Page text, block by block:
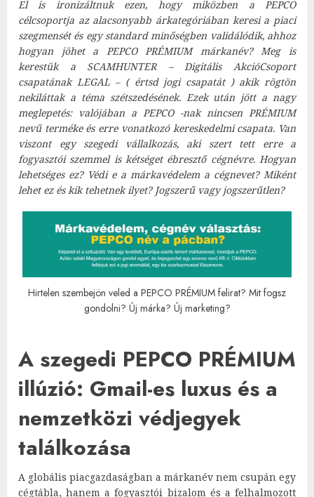
El is ironizáltnuk ezen, hogy miközben a PEPCO
célcsoportja az alacsonyabb árkategóriában keresi a piaci
szegmensét és egy standard minőségben validálódik, ahhoz
hogyan jöhet a PEPCO PRÉMIUM márkanév? Meg is
kerestük a SCAMHUNTER – Digitális AkcióCsoport
csapatának LEGAL – ( értsd jogi csapatát ) akik rögtön
nekiláttak a téma szétszedésének. Ezek után jött a nagy
meglepetés: valójában a PEPCO -nak nincsen PRÉMIUM
nevű terméke és erre vonatkozó kereskedelmi csapata. Van
viszont egy szegedi vállalkozás, aki szert tett erre a
fogyasztói szemmel is kétséget ébresztő cégnévre. Hogyan
lehetséges ez? Védi e a márkavédelem a cégnevet? Miként
lehet ez és kik tehetnek ilyet? Jogszerű vagy jogszerűtlen?
Hirtelen szembejön veled a PEPCO PRÉMIUM felirat? Mit fogsz
gondolni? Új márka? Új marketing?
A szegedi PEPCO PRÉMIUM
illúzió: Gmail-es luxus és a
nemzetközi védjegyek
találkozása
A globális piacgazdaságban a márkanév nem csupán egy
cégtábla, hanem a fogyasztói bizalom és a felhalmozott